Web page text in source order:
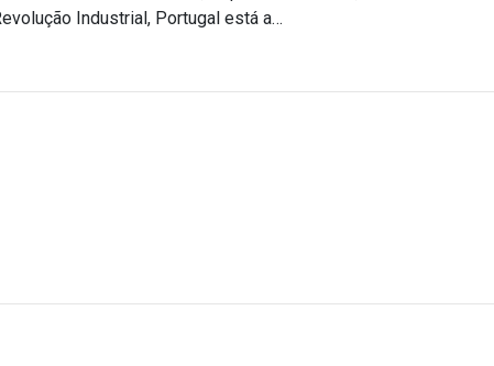
Industrial, Portugal está a…